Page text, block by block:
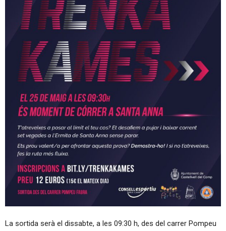
La sortida serà el dissabte, a les 09:30 h, des del carrer Pompeu